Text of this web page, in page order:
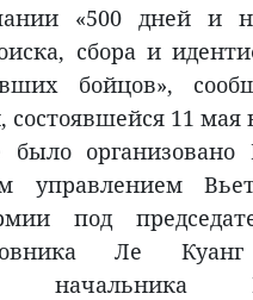
«500 дней и
сбора и
бойцов»,
11 мая
было организовано
управлением
под
Ле
начальника